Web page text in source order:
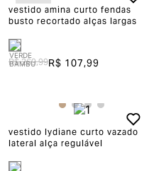
vestido amina curto fendas
busto recortado alças largas
R$ 269,99R$ 107,99
vestido lydiane curto vazado
lateral alça regulável